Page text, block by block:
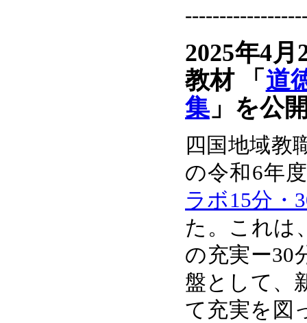
2025年4
教材 「 道
集 」を公
四国地域教
の令和6年
ラボ15分・
た。これは
の充実ー30
盤として、
て充実を図